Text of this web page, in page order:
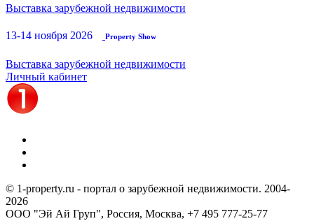
Выставка зарубежной недвижимости
13-14 ноября 2026 Property Show
Выставка зарубежной недвижимости
Личный кабинет
© 1-property.ru - портал о зарубежной недвижимости. 2004-
2026
ООО "Эй Ай Груп", Россия, Москва, +7 495 777-25-77